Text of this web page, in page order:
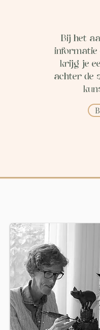
Bij het
informatie
krijg je
achter de